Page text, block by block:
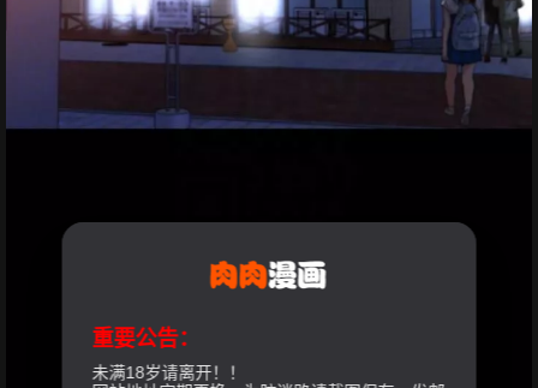
重要公告：
未满18岁请离开！！